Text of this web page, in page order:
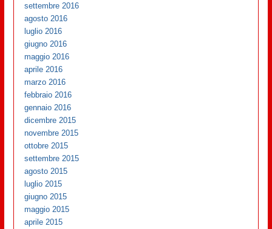
settembre 2016
agosto 2016
luglio 2016
giugno 2016
maggio 2016
aprile 2016
marzo 2016
febbraio 2016
gennaio 2016
dicembre 2015
novembre 2015
ottobre 2015
settembre 2015
agosto 2015
luglio 2015
giugno 2015
maggio 2015
aprile 2015